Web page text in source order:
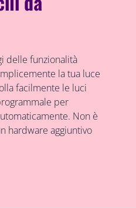
delle funzionalità
la tua luce
facilmente le luci
per
Non è
hardware aggiuntivo